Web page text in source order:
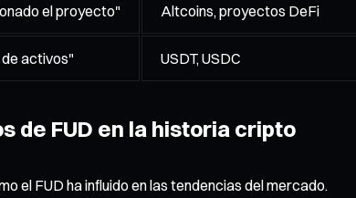
el proyecto" Altcoins, proyectos DeFi
activos" USDT, USDC
de FUD en la historia cripto
el FUD ha influido en las tendencias del mercado.